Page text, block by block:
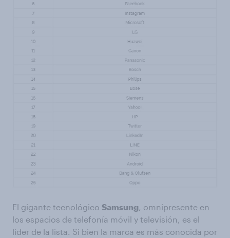
El gigante tecnológico Samsung, omnipresente en
los espacios de telefonía móvil y televisión, es el
líder de la lista. Si bien la marca es más conocida por